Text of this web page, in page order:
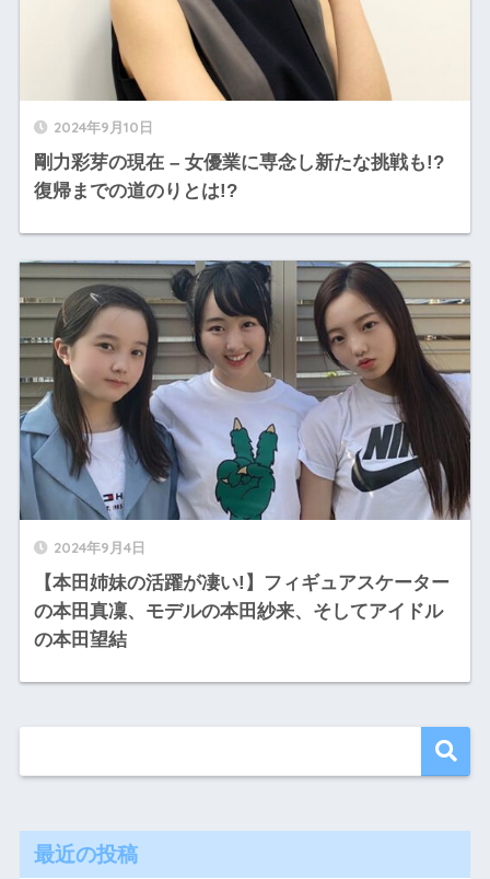
2024年9月10日
剛力彩芽の現在 – 女優業に専念し新たな挑戦も!?
復帰までの道のりとは!?
2024年9月4日
【本田姉妹の活躍が凄い!】フィギュアスケーター
の本田真凜、モデルの本田紗来、そしてアイドル
の本田望結
最近の投稿